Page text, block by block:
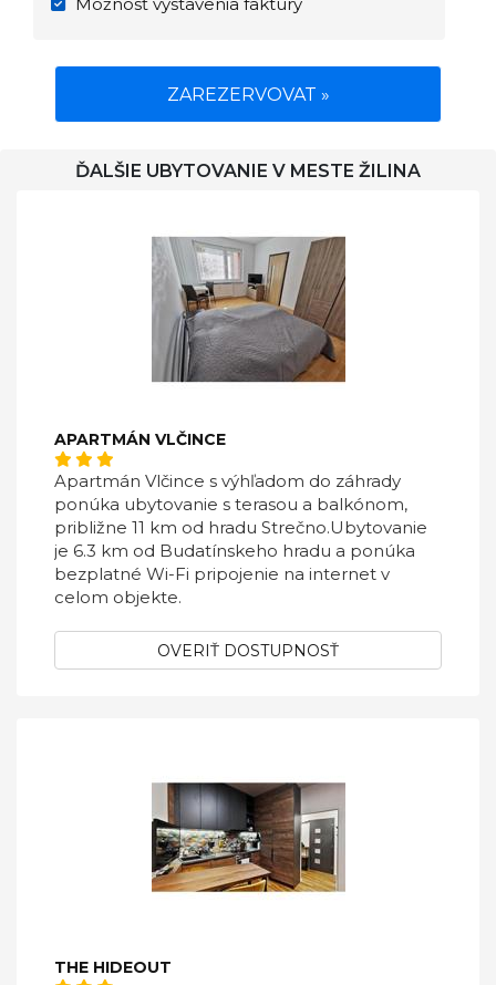
ZAREZERVOVAT »
ĎALŠIE UBYTOVANIE V MESTE ŽILINA
APARTMÁN VLČINCE
Apartmán Vlčince s výhľadom do záhrady
ponúka ubytovanie s terasou a balkónom,
približne 11 km od hradu Strečno.Ubytovanie
je 6.3 km od Budatínskeho hradu a ponúka
bezplatné Wi-Fi pripojenie na internet v
celom objekte.
OVERIŤ DOSTUPNOSŤ
THE HIDEOUT